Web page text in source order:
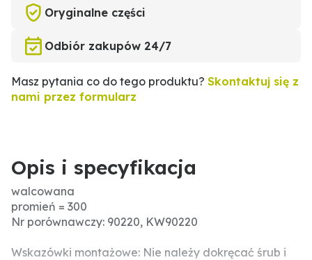
Oryginalne części
Odbiór zakupów 24/7
Masz pytania co do tego produktu? Skontaktuj się z
nami przez formularz
Opis i specyfikacja
walcowana
promień = 300
Nr porównawczy: 90220, KW90220
Wskazówki montażowe: Nie należy dokręcać śrub i